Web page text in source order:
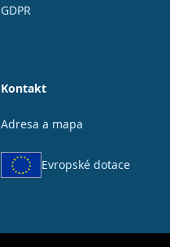
GDPR
Kontakt
Adresa a mapa
Evropské dotace